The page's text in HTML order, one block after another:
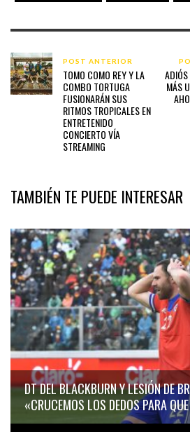
POST ANTERIOR
TOMO COMO REY Y LA
COMBO TORTUGA
FUSIONARÁN SUS
RITMOS TROPICALES EN
ENTRETENIDO
CONCIERTO VÍA
STREAMING
MÁS
TAMBIÉN TE PUEDE INTERESAR
DT DEL BLACKBURN Y LESIÓN DE
«CRUCEMOS LOS DEDOS PARA